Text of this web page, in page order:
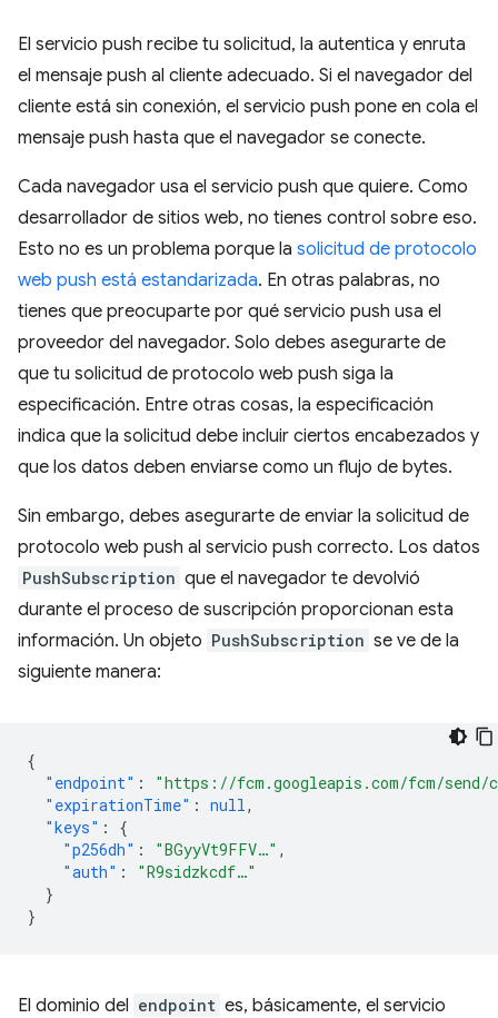
El servicio push recibe tu solicitud, la autentica y enruta
el mensaje push al cliente adecuado. Si el navegador del
cliente está sin conexión, el servicio push pone en cola el
mensaje push hasta que el navegador se conecte.
Cada navegador usa el servicio push que quiere. Como
desarrollador de sitios web, no tienes control sobre eso.
Esto no es un problema porque la solicitud de protocolo
web push está estandarizada. En otras palabras, no
tienes que preocuparte por qué servicio push usa el
proveedor del navegador. Solo debes asegurarte de
que tu solicitud de protocolo web push siga la
especificación. Entre otras cosas, la especificación
indica que la solicitud debe incluir ciertos encabezados y
que los datos deben enviarse como un flujo de bytes.
Sin embargo, debes asegurarte de enviar la solicitud de
protocolo web push al servicio push correcto. Los datos
PushSubscription que el navegador te devolvió
durante el proceso de suscripción proporcionan esta
información. Un objeto PushSubscription se ve de la
siguiente manera:
{
"endpoint" :
"https://fcm.googleapis.com/fcm/send/
"expirationTime" : null ,
"keys" :
{
"p256dh" : "BGyyVt9FFV…" ,
"auth" :
"R9sidzkcdf…"
}
}
El dominio del endpoint es, básicamente, el servicio